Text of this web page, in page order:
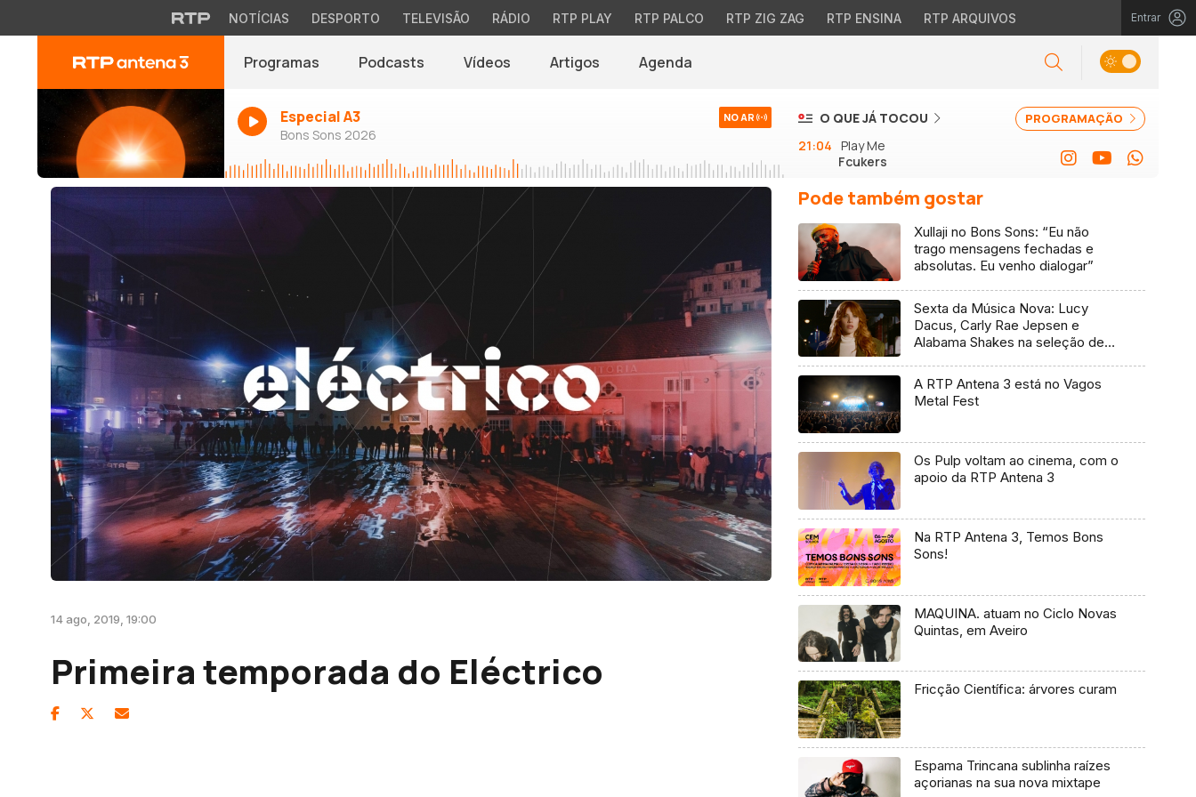
NOTÍCIAS DESPORTO TELEVISÃO RÁDIO RTP PLAY RTP PALCO RTP ZIG ZAG RTP ENSINA RTP ARQUIVOS Entrar
Programas Podcasts Vídeos Artigos Agenda
Especial A3
Bons Sons 2026
NO AR PROGRAMAÇÃO
O QUE JÁ TOCOU
21:04 Play Me
Fcukers
14 ago, 2019, 19:00
Primeira temporada do Eléctrico
Pode também gostar
Xullaji no Bons Sons: “Eu não
trago mensagens fechadas e
absolutas. Eu venho dialogar”
Sexta da Música Nova: Lucy
Dacus, Carly Rae Jepsen e
Alabama Shakes na seleção de 7
A RTP Antena 3 está no Vagos
Metal Fest
Os Pulp voltam ao cinema, com o
apoio da RTP Antena 3
Na RTP Antena 3, Temos Bons
Sons!
MAQUINA. atuam no Ciclo Novas
Quintas, em Aveiro
Fricção Científica: árvores curam
Espama Trincana sublinha raízes
açorianas na sua nova mixtape